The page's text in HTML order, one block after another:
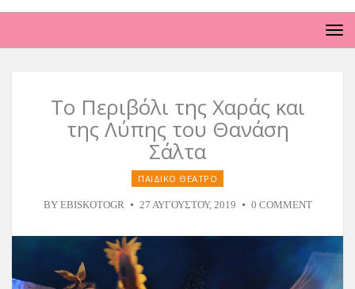
Το Περιβόλι της Χαράς και
της Λύπης του Θανάση
Σάλτα
ΠΑΙΔΙΚΟ ΘΕΑΤΡΟ
BY EBISKOTOGR 27 ΑΥΓΟΎΣΤΟΥ, 2019 0 COMMENT